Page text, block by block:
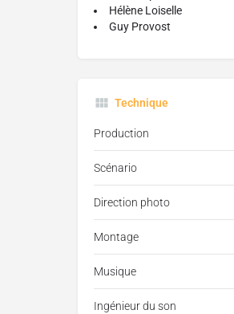
Hélène Loiselle
Guy Provost
Technique
Production
Scénario
Direction photo
Montage
Musique
Ingénieur du son